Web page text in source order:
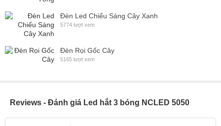
Đèn Led Chiếu Sáng Cây Xanh
5774 lượt xem
Đèn Rọi Gốc Cây
5165 lượt xem
Reviews - Đánh giá Led hắt 3 bóng NCLED 5050